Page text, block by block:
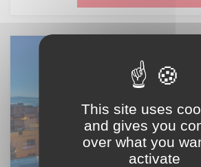
This site uses
and gives you
over what you
activate